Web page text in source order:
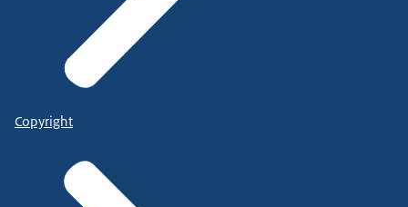
Copyright